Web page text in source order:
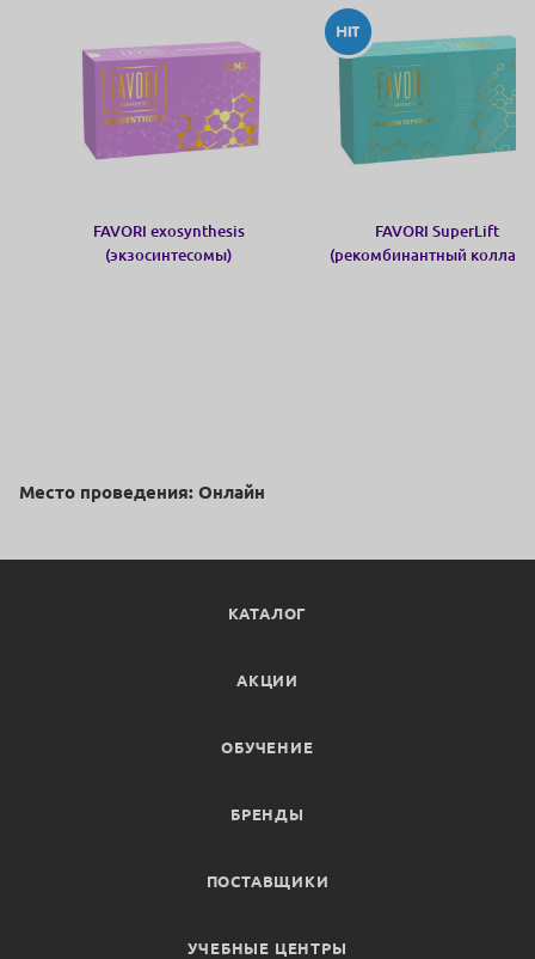
FAVORI exosynthesis
(экзосинтесомы)
FAVORI SuperLift
(рекомбинантный
Место проведения: Онлайн
КАТАЛОГ
АКЦИИ
ОБУЧЕНИЕ
БРЕНДЫ
ПОСТАВЩИКИ
УЧЕБНЫЕ ЦЕНТРЫ